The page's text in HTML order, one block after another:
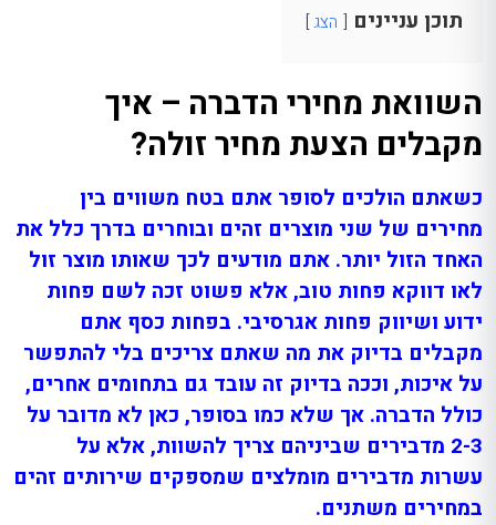
תוכן עניינים הצג
השוואת מחירי הדברה – איך
מקבלים הצעת מחיר זולה?
כשאתם הולכים לסופר אתם בטח משווים בין
מחירים של שני מוצרים זהים ובוחרים בדרך כלל את
האחד הזול יותר. אתם מודעים לכך שאותו מוצר זול
לאו דווקא פחות טוב, אלא פשוט זכה לשם פחות
ידוע ושיווק פחות אגרסיבי. בפחות כסף אתם
מקבלים בדיוק את מה שאתם צריכים בלי להתפשר
על איכות, וככה בדיוק זה עובד גם בתחומים אחרים,
כולל הדברה. אך שלא כמו בסופר, כאן לא מדובר על
2-3 מדבירים שביניהם צריך להשוות, אלא על
עשרות מדבירים מומלצים שמספקים שירותים זהים
במחירים משתנים.